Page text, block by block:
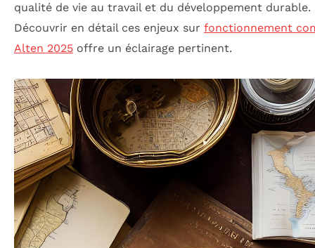
qualité de vie au travail et du développement durable.
Découvrir en détail ces enjeux sur fonctionnement
Alten 2025 offre un éclairage pertinent.